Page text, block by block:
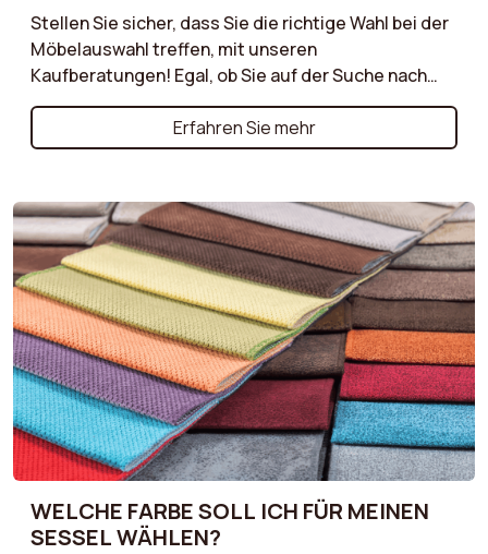
Stellen Sie sicher, dass Sie die richtige Wahl bei der
Möbelauswahl treffen, mit unseren
Kaufberatungen! Egal, ob Sie auf der Suche nach
dem perfekten Sofa, einem bequemen Sessel oder
einem praktischen Pouf sind, unsere
Kaufberatungen bieten wertvolle Ratschläge für
Kriterien, die Sie beachten sollten, wie Materialien,
Stile, Größen und Funktionen, um die richtigen
Entscheidungen zu treffen, die Ihren Bedürfnissen
und Ihrem Lebensstil entsprechen. Un...
Erfahren Sie mehr
WELCHE FARBE SOLL ICH FÜR MEINEN
SESSEL WÄHLEN?